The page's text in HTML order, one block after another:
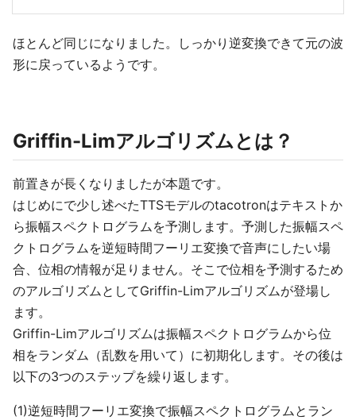
ほとんど同じになりました。しっかり逆変換できて元の波
形に戻っているようです。
Griffin-Limアルゴリズムとは？
前置きが長くなりましたが本題です。
はじめにで少し述べたTTSモデルのtacotronはテキストか
ら振幅スペクトログラムを予測します。予測した振幅スペ
クトログラムを逆短時間フーリエ変換で音声にしたい場
合、位相の情報が足りません。そこで位相を予測するため
のアルゴリズムとしてGriffin-Limアルゴリズムが登場し
ます。
Griffin-Limアルゴリズムは振幅スペクトログラムから位
相をランダム（乱数を用いて）に初期化します。その後は
以下の3つのステップを繰り返します。
(1)逆短時間フーリエ変換で振幅スペクトログラムとラン